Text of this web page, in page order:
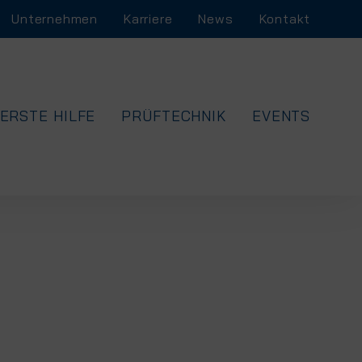
Unternehmen Karriere News Kontakt
ERSTE HILFE PRÜFTECHNIK EVENTS